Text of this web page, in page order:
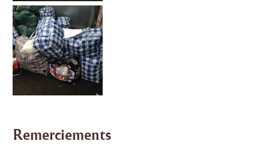
Remerciements